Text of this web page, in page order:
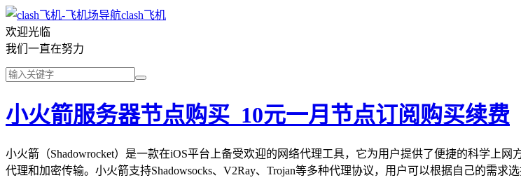
clash飞机
欢迎光临
我们一直在努力
小火箭服务器节点购买_10元一月节点订阅购买续费
小火箭（Shadowrocket）是一款在iOS平台上备受欢迎的网络代理工具，它为用户提供了便捷的科学上
代理和加密传输。小火箭支持Shadowsocks、V2Ray、Trojan等多种代理协议，用户可以根据自己的需